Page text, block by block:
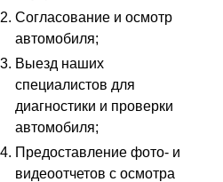
Согласование и осмотр
автомобиля;
Выезд наших
специалистов для
диагностики и проверки
автомобиля;
Предоставление фото- и
видеоотчетов с осмотра